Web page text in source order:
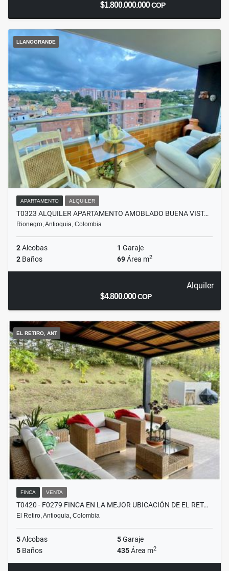
$1.800.000.000COP
LLANOGRANDE
APARTAMENTO ALQUILER
T0323 ALQUILER APARTAMENTO AMOBLADO BUENA VIST…
Rionegro, Antioquia, Colombia
2Alcobas 1 Garaje
2 Baños 69Área m2
Alquiler
$4.800.000COP
EL RETIRO, ANT
FINCA VENTA
T0420 - F0279 FINCA EN LA MEJOR UBICACIÓN DE EL RET…
El Retiro, Antioquia, Colombia
5Alcobas 5Garaje
5 Baños 435Área m2